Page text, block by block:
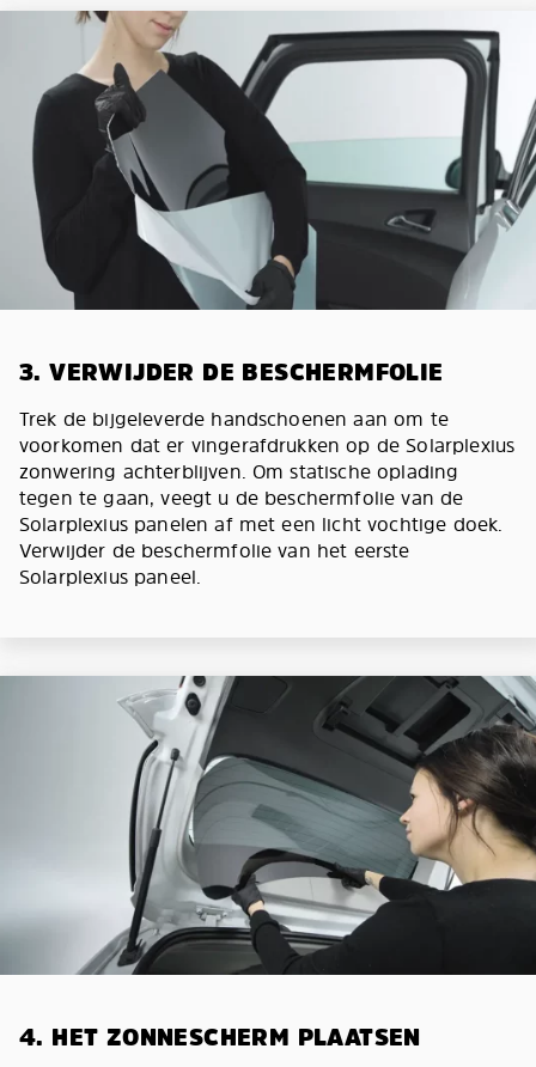
3. VERWIJDER DE BESCHERMFOLIE
Trek de bijgeleverde handschoenen aan om te
voorkomen dat er vingerafdrukken op de Solarplexius
zonwering achterblijven. Om statische oplading
tegen te gaan, veegt u de beschermfolie van de
Solarplexius panelen af met een licht vochtige doek.
Verwijder de beschermfolie van het eerste
Solarplexius paneel.
4. HET ZONNESCHERM PLAATSEN